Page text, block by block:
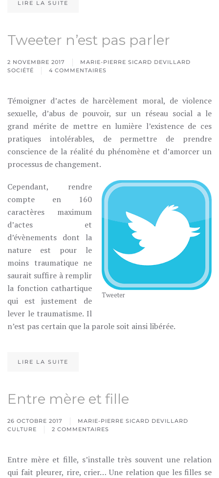
LIRE LA SUITE
Tweeter n’est pas parler
2 NOVEMBRE 2017
MARIE-PIERRE SICARD DEVILLARD
SOCIÉTÉ
4 COMMENTAIRES
SUR
PAS
Témoigner d’actes de harcèlement moral, de violence
sexuelle, d’abus de pouvoir, sur un réseau social a le
grand mérite de mettre en lumière l’existence de ces
pratiques intolérables, de permettre de prendre
conscience de la réalité du phénomène et d’amorcer un
processus de changement.
Tweeter
Cependant, rendre
compte en 160
caractères maximum
d’actes et
d’évènements dont la
nature est pour le
moins traumatique ne
saurait suffire à remplir
la fonction cathartique
qui est justement de
lever le traumatisme. Il
n’est pas certain que la parole soit ainsi libérée.
LIRE LA SUITE
Entre mère et fille
26 OCTOBRE 2017
MARIE-PIERRE SICARD DEVILLARD
CULTURE
2 COMMENTAIRES
SUR
ET
Entre mère et fille, s’installe très souvent une relation
qui fait pleurer, rire, crier… Une relation que les filles se